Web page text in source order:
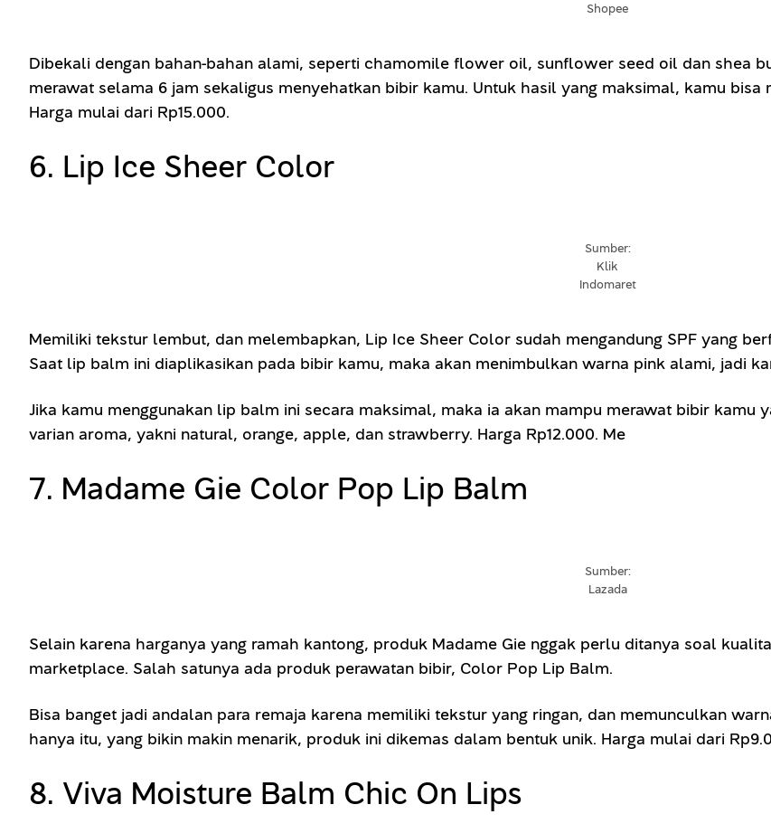
Shopee
Dibekali dengan bahan-bahan alami, seperti chamomile flower oil, sunflower seed oil dan shea
merawat selama 6 jam sekaligus menyehatkan bibir kamu. Untuk hasil yang maksimal, kamu
Harga mulai dari Rp15.000.
6. Lip Ice Sheer Color
Sumber:
Klik
Indomaret
Memiliki tekstur lembut, dan melembapkan, Lip Ice Sheer Color sudah mengandung SPF yang
Saat lip balm ini diaplikasikan pada bibir kamu, maka akan menimbulkan warna pink alami, jadi
Jika kamu menggunakan lip balm ini secara maksimal, maka ia akan mampu merawat bibir kamu
varian aroma, yakni natural, orange, apple, dan strawberry. Harga Rp12.000. Me
7. Madame Gie Color Pop Lip Balm
Sumber:
Lazada
Selain karena harganya yang ramah kantong, produk Madame Gie nggak perlu ditanya soal
marketplace. Salah satunya ada produk perawatan bibir, Color Pop Lip Balm.
Bisa banget jadi andalan para remaja karena memiliki tekstur yang ringan, dan memunculkan
hanya itu, yang bikin makin menarik, produk ini dikemas dalam bentuk unik. Harga mulai dari
8. Viva Moisture Balm Chic On Lips